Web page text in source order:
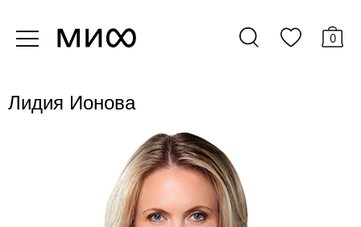
0
Лидия Ионова